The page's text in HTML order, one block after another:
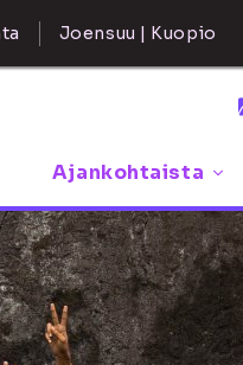
Joensuu | Kuopio
Ajankohtaista